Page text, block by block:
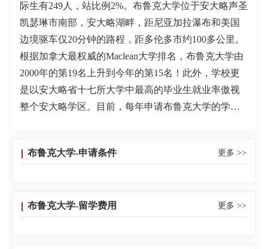
际生有249人，站比例2%。布鲁克大学位于安大略声圣
凯瑟琳市南部，安大略湖畔，距尼亚加拉瀑布和美国
边境驱车仅20分钟的路程，距多伦多市约100多公里。
根据加拿大最权威的Maclean大学排名，布鲁克大学由
2000年的第19名上升到今年的第15名！此外，学校更
是以安大略省十七所大学中最高的毕业生就业率傲视
整个安大略学区。目前，每年申请布鲁克大学的学生
学及对学生强烈的责任感获得了无数的奖项，其中包
98%，在安大略省十七所高校中居于首位。★以学生为
布鲁克大学-申请条件 更多 >>
布鲁克大学-留学费用 更多 >>